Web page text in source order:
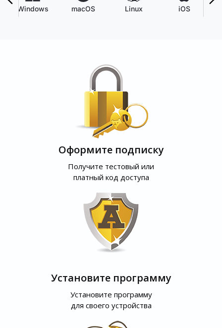
Windows macOS Linux iOS
Оформите подписку
Получите тестовый или
платный код доступа
Установите программу
Установите программу
для своего устройства